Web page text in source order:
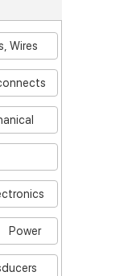
Wires
Power